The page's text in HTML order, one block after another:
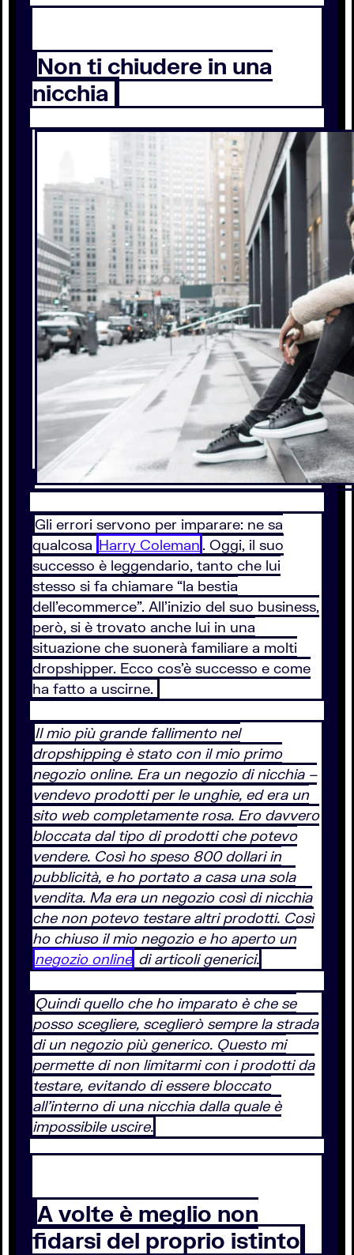
Non ti chiudere in una
nicchia
Gli errori servono per imparare: ne sa
qualcosa Harry Coleman . Oggi, il suo
successo è leggendario, tanto che lui
stesso si fa chiamare “la bestia
dell’ecommerce”. All’inizio del suo business,
però, si è trovato anche lui in una
situazione che suonerà familiare a molti
dropshipper. Ecco cos’è successo e come
ha fatto a uscirne.
Il mio più grande fallimento nel
dropshipping è stato con il mio primo
negozio online. Era un negozio di nicchia –
vendevo prodotti per le unghie, ed era un
sito web completamente rosa. Ero davvero
bloccata dal tipo di prodotti che potevo
vendere. Così ho speso 800 dollari in
pubblicità, e ho portato a casa una sola
vendita. Ma era un negozio così di nicchia
che non potevo testare altri prodotti. Così
ho chiuso il mio negozio e ho aperto un
negozio online di articoli generici.
Quindi quello che ho imparato è che se
posso scegliere, sceglierò sempre la strada
di un negozio più generico. Questo mi
permette di non limitarmi con i prodotti da
testare, evitando di essere bloccato
all’interno di una nicchia dalla quale è
impossibile uscire.
A volte è meglio non
fidarsi del proprio istinto